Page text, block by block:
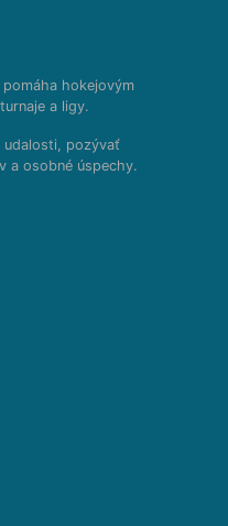
hokejovým
a ligy.
udalosti, pozývať
a osobné úspechy.